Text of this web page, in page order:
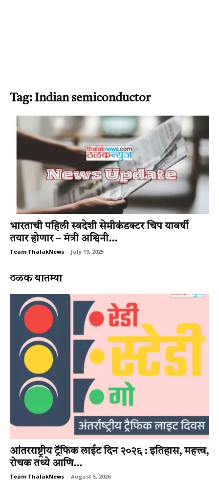
Tag: Indian semiconductor
भारताची पहिली स्वदेशी सेमीकंडक्टर चिप यावर्षी
तयार होणार – मंत्री अश्विनी...
Team ThalakNews - July 19, 2025
ठळक बातम्या
आंतरराष्ट्रीय ट्रॅफिक लाईट दिन २०२६ : इतिहास, महत्त्व,
रोचक तथ्ये आणि...
Team ThalakNews - August 5, 2026